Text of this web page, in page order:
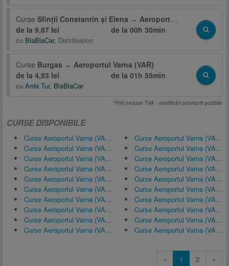
Curse Sfinții Constantin și Elena ↔ Aeroportul Varna (VAR)
de la 9,87 lei
de la 00h 30min
cu BlaBlaCar, Distribusion
Curse Burgas ↔ Aeroportul Varna (VAR)
de la 4,93 lei
de la 01h 55min
cu Arda Tur, BlaBlaCar
*Preţ inclusiv TVA - modificări provizorii posibile
CURSE DISPONIBILE
Curse Aeroportul Varna (VAR) ↔ Constanța, România
Curse Aeroportul Varna (VAR) ↔ Sunny Beach
Curse Aeroportul Varna (VAR) ↔ Ruse, Bulgaria
Curse Aeroportul Varna (VAR) ↔ Sfinții Constantin și Elena
Curse Aeroportul Varna (VAR) ↔ Burgas
Curse Aeroportul Varna (VAR) ↔ Eforie Sud
Curse Aeroportul Varna (VAR) ↔ București
Curse Aeroportul Varna (VAR) ↔ Vama Veche
Curse Aeroportul Varna (VAR) ↔ Nisipurile de Aur
Curse Aeroportul Varna (VAR) ↔ Eforie Nord
Curse Aeroportul Varna (VAR) ↔ Sveti Vlas
Curse Aeroportul Varna (VAR) ↔ Mangalia
Curse Aeroportul Varna (VAR) ↔ Tărgoviște, Bulgaria
Curse Aeroportul Varna (VAR) ↔ Elenite
Curse Aeroportul Varna (VAR) ↔ Aeroportul Burgas (BOJ)
Curse Aeroportul Varna (VAR) ↔ Sunny Beach
Curse Aeroportul Varna (VAR) ↔ Pomorie
Curse Aeroportul Varna (VAR) ↔ Burgas
Curse Aeroportul Varna (VAR) ↔ Nesebăr
Curse Aeroportul Varna (VAR) ↔ Biala
« 1 2 »